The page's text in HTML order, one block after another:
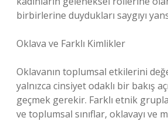
birbirlerine duydukları saygıyı
Oklava ve Farklı Kimlikler
Oklavanın toplumsal etkilerini
yalnızca cinsiyet odaklı bir bakış
geçmek gerekir. Farklı etnik
ve toplumsal sınıflar, oklavayı ve